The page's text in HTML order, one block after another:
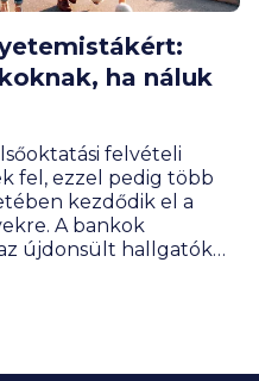
ha náluk
felvételi
fel, ezzel pedig több
kezdődik el a
A bankok
újdonsült hallgatók
adnak. A
kell figyelni, hiszen